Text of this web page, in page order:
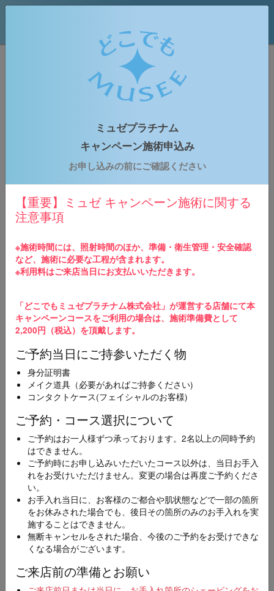
はじめての方専用予約申込みフォーム
ミュゼプラチナム
キャンペーン施術申込み
お申し込みの前にご確認ください
【重要】ミュゼ キャンペーン施術に関する
注意事項
※施術時間には、照射時間のほか、準備・衛生管理・安全確認
など、施術に必要な工程が含まれます。
※利用料はご来店当日にお支払いいただきます。
「どこでもミュゼプラチナム株式会社」が運営する店舗にて本
キャンペーンコースをご利用の場合は、施術準備費として
2,200円（税込）を頂戴します。
ご予約当日にご持参いただく物
身分証明書
メイク道具（必要があればご持参ください)
コンタクトケース(フェイシャルのお客様)
ご予約・コース選択について
ご予約はお一人様ずつ承っております。2名以上の同時予約
はできません。
ご予約時にお申し込みいただいたコース以外は、当日お手入
れをお受けいただけません。変更の場合は再度ご予約くださ
い。
お手入れ当日に、お客様のご都合や肌状態などで一部の箇所
をお休みされた場合でも、後日その箇所のみのお手入れを実
施することはできません。
無断キャンセルをされた場合、今後のご予約をお受けできな
くなる場合がございます。
ご来店前の準備とお願い
お申込みの流れ
ご予約情報の入力
2
メールが送られます。※仮予約の場合、後日予約店
舗よりご連絡させていただきます。
3
ご予約の変更やキャンセルを希望の場合、直接ご予
約店舗にご連絡をお願いいたします。
スマホ・携帯メールをご使用の方へ
場合は迷惑メールフォルダを確認してください。
必須 メニュー
[100円CP]全身スキンケア美容脱毛コース(顔･襟足
付き)
必須 エリア
必須 店舗